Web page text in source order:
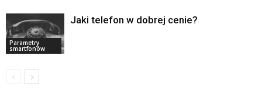
Parametry
smartfonów
Jaki telefon w dobrej cenie?